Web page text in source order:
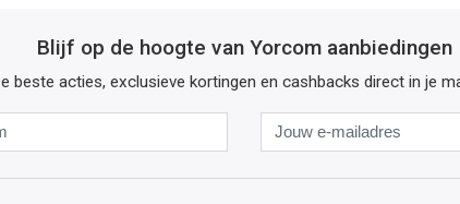
Blijf op de hoogte van Yorcom aanbiedingen
beste acties, exclusieve kortingen en cashbacks direct in je
Jouw
e-
mailadres